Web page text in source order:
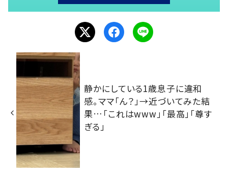
静かにしている1歳息子に違和
感。ママ「ん？」→近づいてみた結
果…「これはwww」「最高」「尊す
ぎる」